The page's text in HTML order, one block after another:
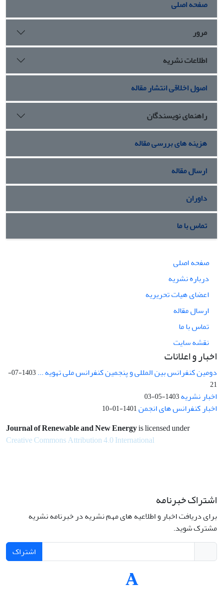
صفحه اصلی
مرور
اطلاعات نشریه
اصول اخلاقی انتشار مقاله
راهنمای نویسندگان
هزینه های بررسی مقاله
ارسال مقاله
داوران
تماس با ما
صفحه اصلی
درباره نشریه
اعضای هیات تحریریه
ارسال مقاله
تماس با ما
نقشه سایت
اخبار و اعلانات
دومین کنفرانس بین المللی و پنجمین کنفرانس ملی تهویه ...
1403-07-
21
اخبار نشریه1403-05-03
اخبار کنفرانس های انجمن1401-01-10
Journal of Renewable and New Energyis licensed under
Creative Commons Attribution 4.0 International
اشتراک خبرنامه
برای دریافت اخبار و اطلاعیه های مهم نشریه در خبرنامه نشریه
مشترک شوید.
اشتراک